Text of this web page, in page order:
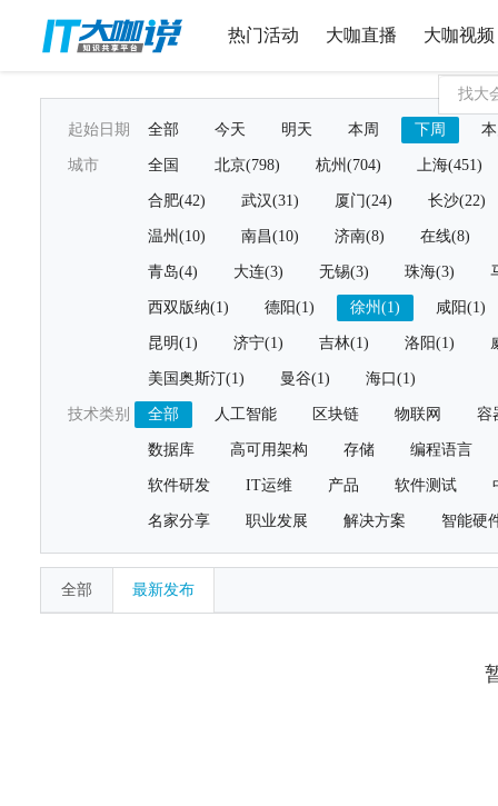
热门活动 大咖直播 大咖视频
起始日期 全部 今天 明天 本周 下周
城市 全国 北京(798) 杭州(704) 上海(451)
合肥(42) 武汉(31) 厦门(24) 长沙(22)
温州(10) 南昌(10) 济南(8) 在线(8)
青岛(4) 大连(3) 无锡(3) 珠海(3)
西双版纳(1) 德阳(1) 徐州(1) 咸阳(1)
昆明(1) 济宁(1) 吉林(1) 洛阳(1)
美国奥斯汀(1) 曼谷(1) 海口(1)
技术类别 全部 人工智能 区块链 物联网 容
数据库 高可用架构 存储 编程语言
软件研发 IT运维 产品 软件测试
名家分享 职业发展 解决方案 智能硬
全部 最新发布